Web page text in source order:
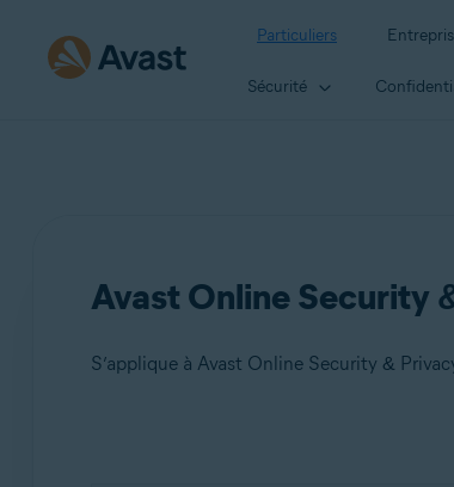
Particuliers
Sécurité
Avast Online Security
S’applique à Avast Online Security &